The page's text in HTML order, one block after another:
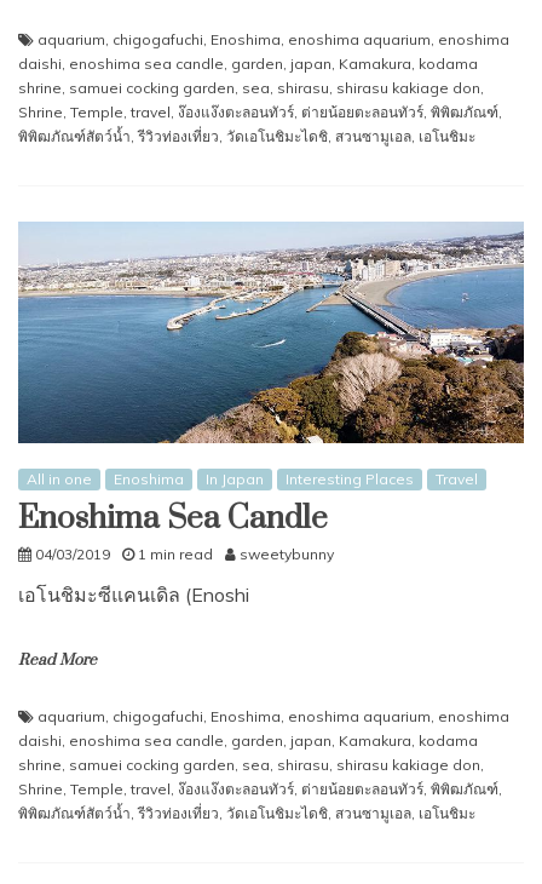
aquarium, chigogafuchi, Enoshima, enoshima aquarium, enoshima
daishi, enoshima sea candle, garden, japan, Kamakura, kodama
shrine, samuei cocking garden, sea, shirasu, shirasu kakiage don,
Shrine, Temple,travel, ง๊องแง๊งตะลอนทัวร์, ต่ายน้อยตะลอนทัวร์, พิพิฒภัณฑ์,
พิพิฒภัณฑ์สัตว์นํ้า,รีวิวท่องเที่ยว, วัดเอโนชิมะไดชิ, สวนซามูเอล, เอโนชิมะ
All in one Enoshima In Japan Interesting Places Travel
Enoshima Sea Candle
04/03/2019 1 min read sweetybunny
เอโนชิมะซีแคนเดิล (Enoshi
Read More
aquarium chigogafuchi Enoshima enoshima aquarium enoshima
daishi enoshima sea candle garden japan Kamakura kodama
shrine samuei cocking garden sea shirasu shirasu kakiage don
Shrine Temple ,travel ง๊องแง๊งตะลอนทัวร์ ต่ายน้อยตะลอนทัวร์ พิพิฒภัณฑ์
พิพิฒภัณฑ์สัตว์นํ้า ,รีวิวท่องเที่ยว วัดเอโนชิมะไดชิ สวนซามูเอล เอโนชิมะ